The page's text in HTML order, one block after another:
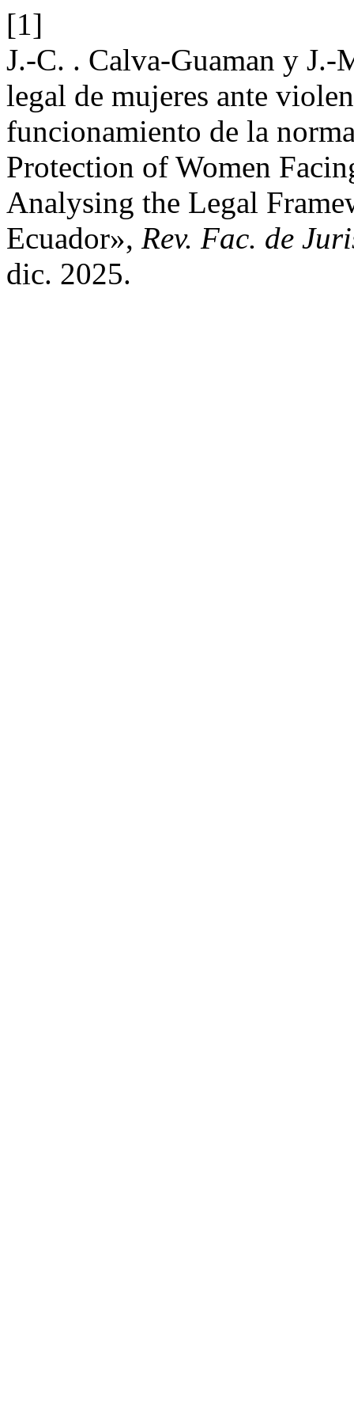
[1]
J.-C. . Calva-Guaman y
legal de mujeres ante
funcionamiento de la
Protection of Women
Analysing the Legal
Ecuador», Rev. Fac. de
dic. 2025.